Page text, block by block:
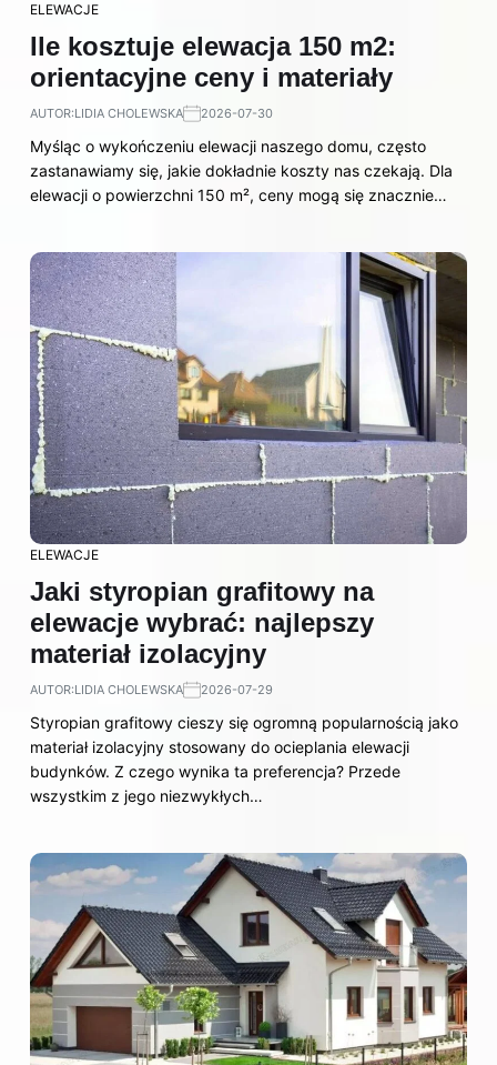
ELEWACJE
Ile kosztuje elewacja 150 m2:
orientacyjne ceny i materiały
AUTOR:LIDIA CHOLEWSKA 2026-07-30
Myśląc o wykończeniu elewacji naszego domu, często
zastanawiamy się, jakie dokładnie koszty nas czekają. Dla
elewacji o powierzchni 150 m², ceny mogą się znacznie…
ELEWACJE
Jaki styropian grafitowy na
elewacje wybrać: najlepszy
materiał izolacyjny
AUTOR:LIDIA CHOLEWSKA 2026-07-29
Styropian grafitowy cieszy się ogromną popularnością jako
materiał izolacyjny stosowany do ocieplania elewacji
budynków. Z czego wynika ta preferencja? Przede
wszystkim z jego niezwykłych…